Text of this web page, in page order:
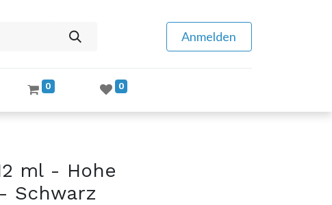
Anmelden
0 0
ml - Hohe
Schwarz